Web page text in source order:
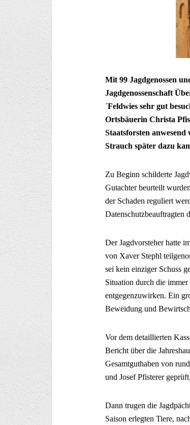
Mit 99 Jagdgenossen
Jagdgenossenschaft
´Feldwies sehr gut
Ortsbäuerin Christa
Staatsforsten
Strauch später dazu
Zu Beginn schilderte
Gutachter beurteilt
der Schaden reguliert
Datenschutzbeauftragten
Der Jagdvorsteher hatte
von Xaver Stephl
sei kein einziger Schuss
Situation durch die
entgegenzuwirken. Ein
Beweidung und
Vor dem detaillierten
Bericht über die
Gesamtguthaben von
und Josef Pfisterer
Dann trugen die
Saison erlegten Tiere,